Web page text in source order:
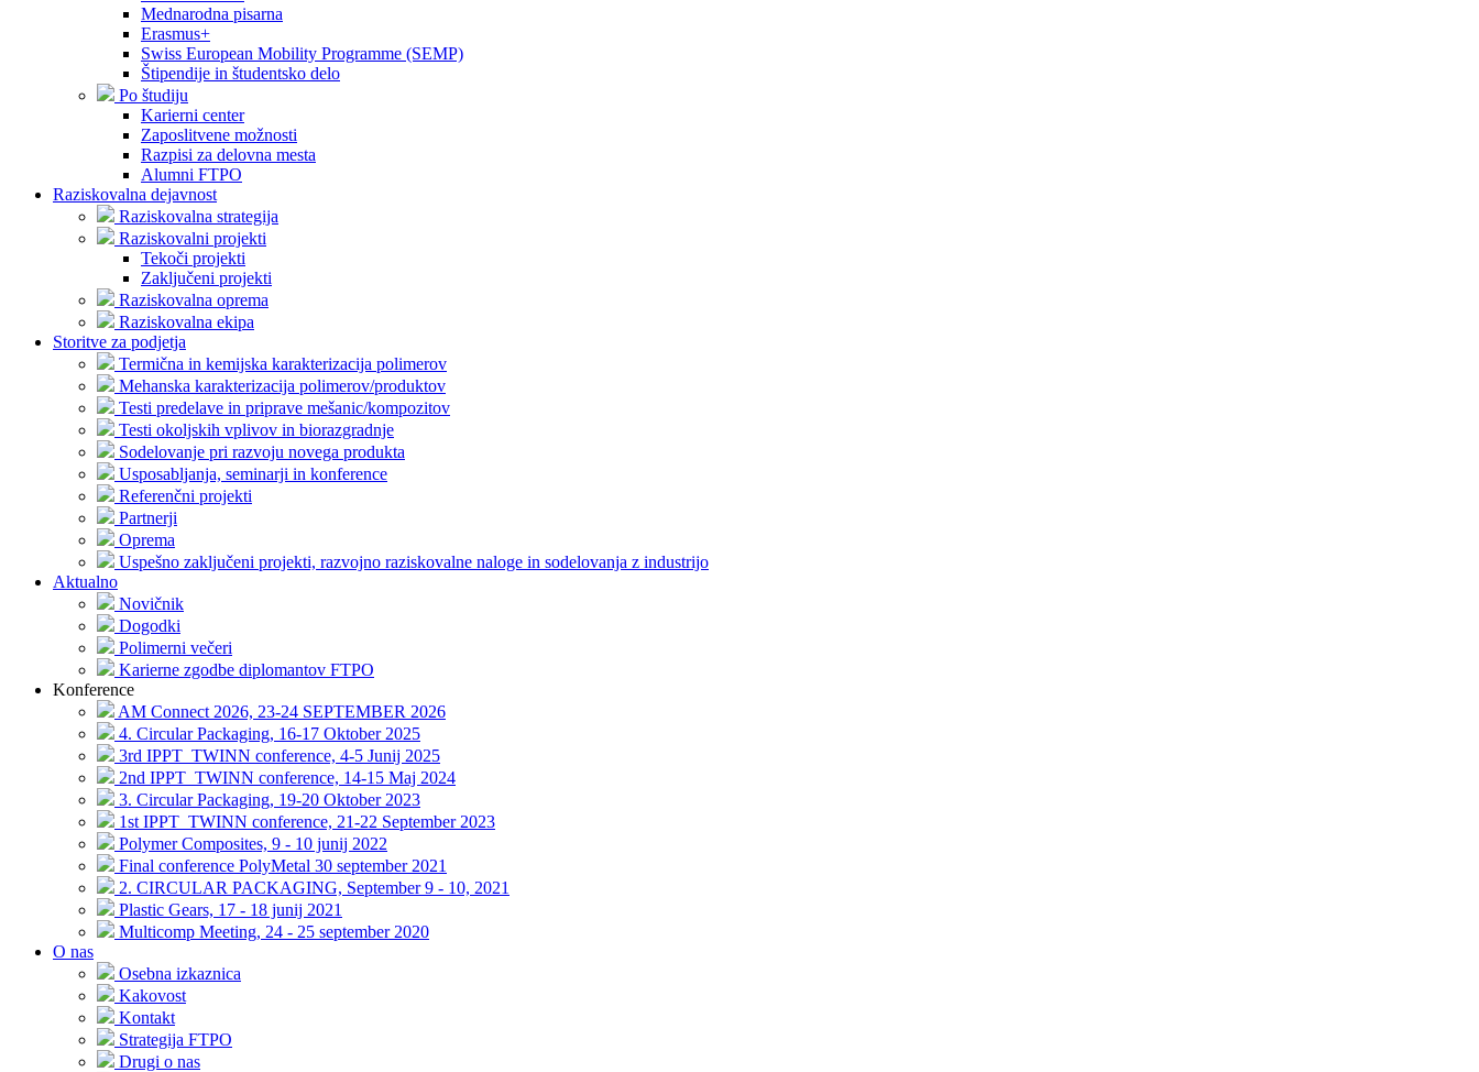
Mednarodna pisarna
Erasmus+
Swiss European Mobility Programme (SEMP)
Štipendije in študentsko delo
Po študiju
Karierni center
Zaposlitvene možnosti
Razpisi za delovna mesta
Alumni FTPO
Raziskovalna dejavnost
Raziskovalna strategija
Raziskovalni projekti
Tekoči projekti
Zaključeni projekti
Raziskovalna oprema
Raziskovalna ekipa
Storitve za podjetja
Termična in kemijska karakterizacija polimerov
Mehanska karakterizacija polimerov/produktov
Testi predelave in priprave mešanic/kompozitov
Testi okoljskih vplivov in biorazgradnje
Sodelovanje pri razvoju novega produkta
Usposabljanja, seminarji in konference
Referenčni projekti
Partnerji
Oprema
Uspešno zaključeni projekti, razvojno raziskovalne naloge in sodelovanja z industrijo
Aktualno
Novičnik
Dogodki
Polimerni večeri
Karierne zgodbe diplomantov FTPO
Konference
AM Connect 2026, 23-24 SEPTEMBER 2026
4. Circular Packaging, 16-17 Oktober 2025
3rd IPPT_TWINN conference, 4-5 Junij 2025
2nd IPPT_TWINN conference, 14-15 Maj 2024
3. Circular Packaging, 19-20 Oktober 2023
1st IPPT_TWINN conference, 21-22 September 2023
Polymer Composites, 9 - 10 junij 2022
Final conference PolyMetal 30 september 2021
2. CIRCULAR PACKAGING, September 9 - 10, 2021
Plastic Gears, 17 - 18 junij 2021
Multicomp Meeting, 24 - 25 september 2020
O nas
Osebna izkaznica
Kakovost
Kontakt
Strategija FTPO
Drugi o nas